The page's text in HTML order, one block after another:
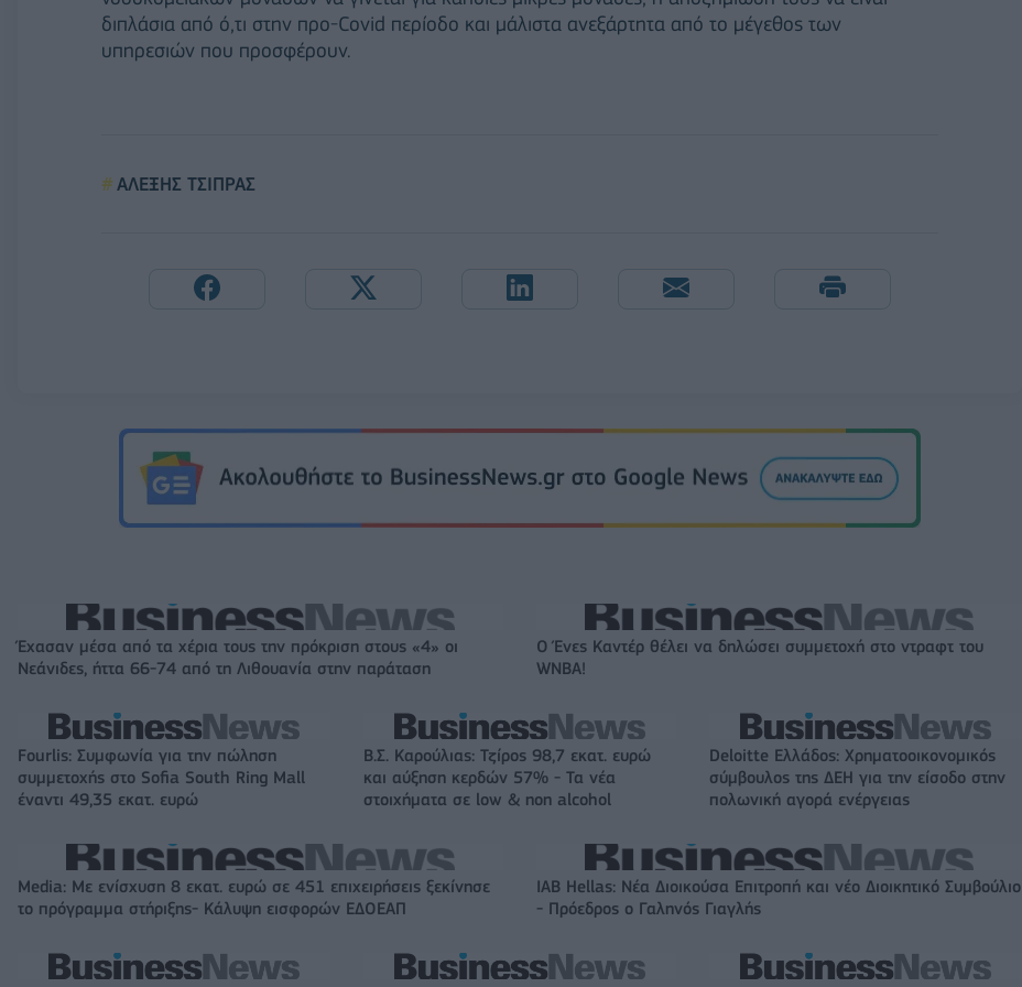
διπλάσια από ό,τι στην προ-Covid περίοδο και μάλιστα ανεξάρτητα από το μέγεθος των
υπηρεσιών που προσφέρουν.
ΑΛΕΞΗΣ ΤΣΙΠΡΑΣ
Έχασαν μέσα από τα χέρια τους την πρόκριση στους «4» οι
Νεάνιδες, ήττα 66-74 από τη Λιθουανία στην παράταση
Ο Ένες Καντέρ θέλει να δηλώσει συμμετοχή στο ντραφτ του
WNBA!
Fourlis: Συμφωνία για την πώληση
συμμετοχής στο Sofia South Ring Mall
έναντι 49,35 εκατ. ευρώ
Β.Σ. Καρούλιας: Τζίρος 98,7 εκατ. ευρώ
και αύξηση κερδών 57% - Τα νέα
στοιχήματα σε low & non alcohol
Deloitte Ελλάδος: Χρηματοοικονομικός
σύμβουλος της ΔΕΗ για την είσοδο στην
πολωνική αγορά ενέργειας
Media: Με ενίσχυση 8 εκατ. ευρώ σε 451 επιχειρήσεις ξεκίνησε
το πρόγραμμα στήριξης- Κάλυψη εισφορών ΕΔΟΕΑΠ
IAB Hellas: Νέα Διοικούσα Επιτροπή και νέο Διοικητικό Συμβούλιο
- Πρόεδρος ο Γαληνός Γιαγλής